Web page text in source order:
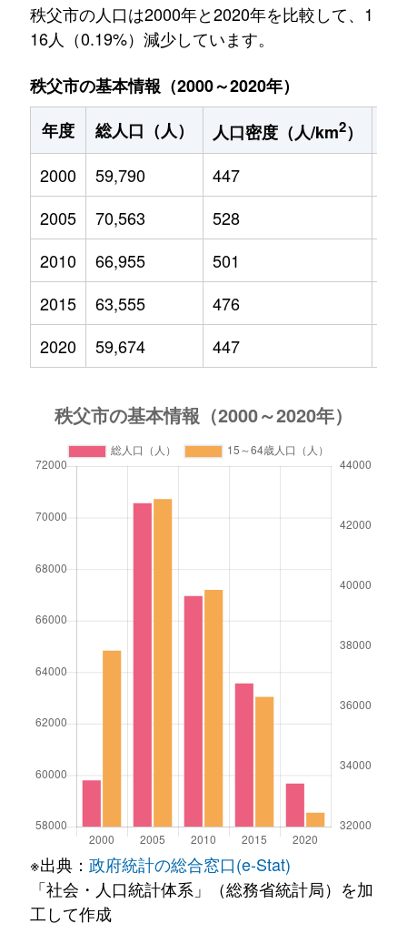
秩父市の人口は2000年と2020年を比較して、1
16人（0.19%）減少しています。
秩父市の基本情報（2000～2020年）
年度
総人口（人） 人口密度（人/km2）
2000
59,790 447
2005
70,563 528
2010
66,955 501
2015
63,555 476
2020
59,674 447
※出典： 政府統計の総合窓口(e-Stat)
「社会・人口統計体系」（総務省統計局）を加
工して作成